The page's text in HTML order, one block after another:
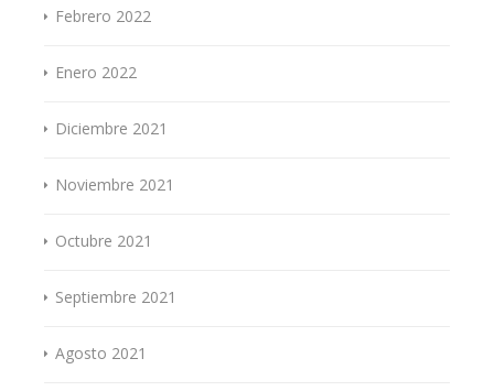
Febrero 2022
Enero 2022
Diciembre 2021
Noviembre 2021
Octubre 2021
Septiembre 2021
Agosto 2021